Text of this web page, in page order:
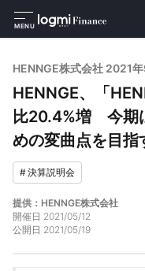
MENU
HENNGE株式会社 2021
HENNGE、「
比20.4%増 今期
めの変曲点を目指
#決算説明会
提供：HENNGE株式会社
開催日 2021/05/12
公開日 2021/05/19